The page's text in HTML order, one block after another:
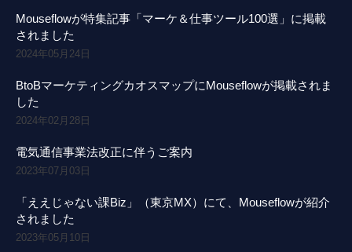
Mouseflowが特集記事「マーケ＆仕事ツール100選」に掲載
されました
2024年05月24日
BtoBマーケティングカオスマップにMouseflowが掲載されま
した
2024年02月28日
電気通信事業法改正に伴うご案内
2023年07月03日
「ええじゃない課Biz」（東京MX）にて、Mouseflowが紹介
されました
2023年05月10日